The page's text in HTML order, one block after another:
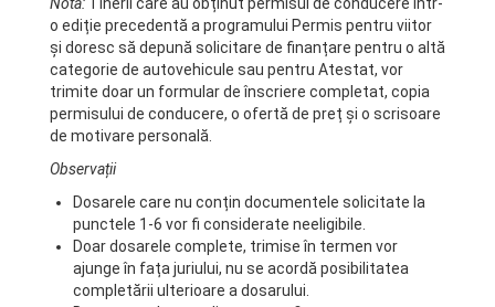
o ediție precedentă a programului Permis pentru viitor
și doresc să depună solicitare de finanțare pentru o altă
categorie de autovehicule sau pentru Atestat, vor
trimite doar un formular de înscriere completat, copia
permisului de conducere, o ofertă de preț și o scrisoare
de motivare personală.
Observații
Dosarele care nu conțin documentele solicitate la
punctele 1-6 vor fi considerate neeligibile.
Doar dosarele complete, trimise în termen vor
ajunge în fața juriului, nu se acordă posibilitatea
completării ulterioare a dosarului.